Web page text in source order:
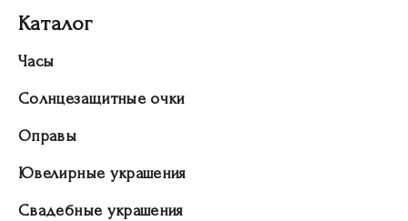
Каталог
Часы
Солнцезащитные очки
Оправы
Ювелирные украшения
Свадебные украшения